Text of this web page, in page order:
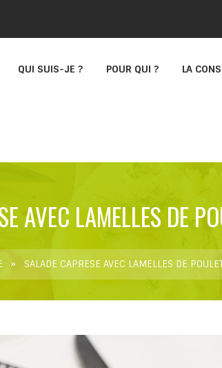
QUI SUIS-JE ? POUR QUI ? LA
AVEC LAMELLES DE
» SALADE CAPRESE AVEC LAMELLES DE